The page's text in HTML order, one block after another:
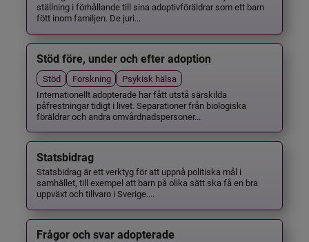
ställning i förhållande till sina adoptivföräldrar som ett barn
fött inom familjen. De juri...
Stöd före, under och efter adoption
Stöd Forskning
Psykisk hälsa
Internationellt adopterade har fått utstå särskilda
påfrestningar tidigt i livet. Separationer från biologiska
föräldrar och andra omvårdnadspersoner...
Statsbidrag
Statsbidrag är ett verktyg för att uppnå politiska mål i
samhället, till exempel att barn på olika sätt ska få en bra
uppväxt och tillvaro i Sverige....
Frågor och svar adopterade